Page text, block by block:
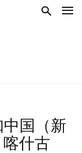
中国（新
什古